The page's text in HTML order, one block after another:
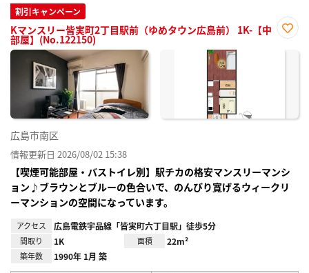
割引キャンペーン
Kマンスリー皆実町2丁目駅前（ゆめタウン広島前） 1K-【中
部屋】(No.122150)
に入
広島市南区
情報更新日 2026/08/02 15:38
【喫煙可能部屋・バストイレ別】駅チカの格安マンスリーマンシ
ョン♪ブラウンとブルーの色合いで、のんびり寛げるウィークリ
ーマンションの空間になっています。
アクセス 広島電鉄宇品線「皆実町六丁目駅」徒歩5分
間取り 1K 面積 22m²
築年数 1990年 1月 築